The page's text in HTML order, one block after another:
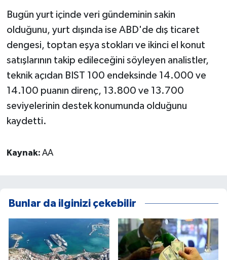
Bugün yurt içinde veri gündeminin sakin
olduğunu, yurt dışında ise ABD'de dış ticaret
dengesi, toptan eşya stokları ve ikinci el konut
satışlarının takip edileceğini söyleyen analistler,
teknik açıdan BIST 100 endeksinde 14.000 ve
14.100 puanın direnç, 13.800 ve 13.700
seviyelerinin destek konumunda olduğunu
kaydetti.
Kaynak: AA
Bunlar da ilginizi çekebilir